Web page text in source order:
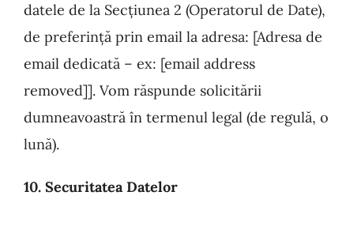
datele de la Secțiunea 2 (Operatorul de Date),
de preferință prin email la adresa: [Adresa de
email dedicată – ex: [email address
removed]]. Vom răspunde solicitării
dumneavoastră în termenul legal (de regulă, o
lună).
10. Securitatea Datelor